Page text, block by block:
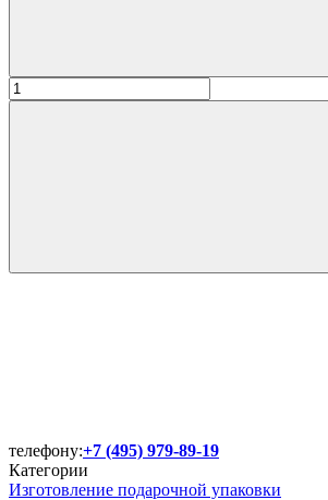
телефону:+7 (495) 979-89-19
Категории
Изготовление подарочной упаковки